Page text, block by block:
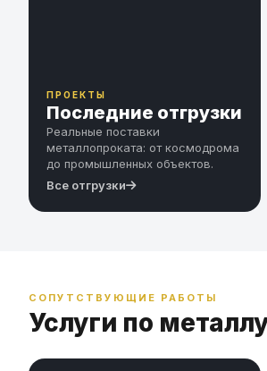
ПРОЕКТЫ
Последние отгрузки
Реальные поставки
металлопроката: от космодрома
до промышленных объектов.
Все отгрузки
СОПУТСТВУЮЩИЕ РАБОТЫ
Услуги по